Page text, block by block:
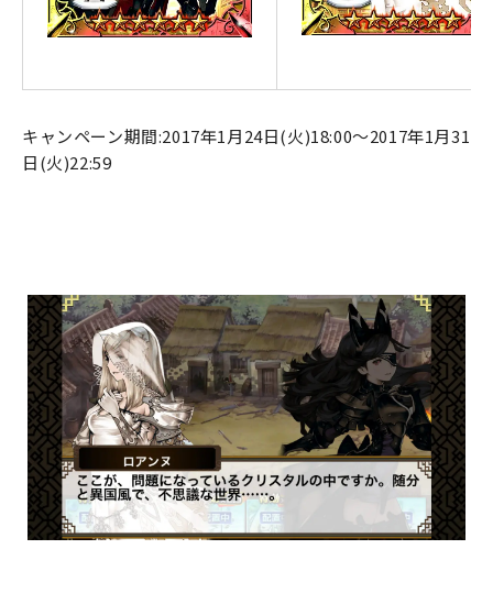
キャンペーン期間:2017年1月24日(火)18:00～2017年1月31
日(火)22:59